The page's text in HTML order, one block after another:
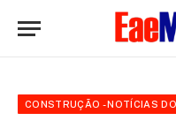
CONSTRUÇÃO - NOTÍCIAS